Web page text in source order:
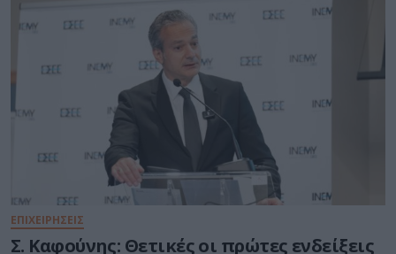
ΕΠΙΧΕΙΡΗΣΕΙΣ
Σ. Καφούνης: Θετικές οι πρώτες ενδείξεις